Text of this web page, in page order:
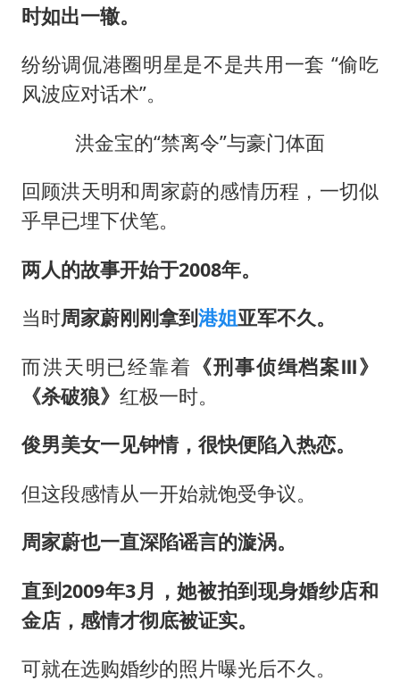
时如出一辙。
纷纷调侃港圈明星是不是共用一套 “偷吃
风波应对话术”。
洪金宝的“禁离令”与豪门体面
回顾洪天明和周家蔚的感情历程，一切似
乎早已埋下伏笔。
两人的故事开始于2008年。
当时周家蔚刚刚拿到港姐亚军不久。
而洪天明已经靠着 《刑事侦缉档案Ⅲ》
《杀破狼》 红极一时。
俊男美女一见钟情，很快便陷入热恋。
但这段感情从一开始就饱受争议。
周家蔚也一直深陷谣言的漩涡。
直到2009年3月，她被拍到现身婚纱店和
金店，感情才彻底被证实。
可就在选购婚纱的照片曝光后不久。